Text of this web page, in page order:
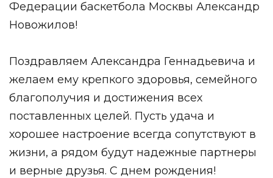
Федерации баскетбола Москвы Александр
Новожилов!
Поздравляем Александра Геннадьевича и
желаем ему крепкого здоровья, семейного
благополучия и достижения всех
поставленных целей. Пусть удача и
хорошее настроение всегда сопутствуют в
жизни, а рядом будут надежные партнеры
и верные друзья. С днем рождения!